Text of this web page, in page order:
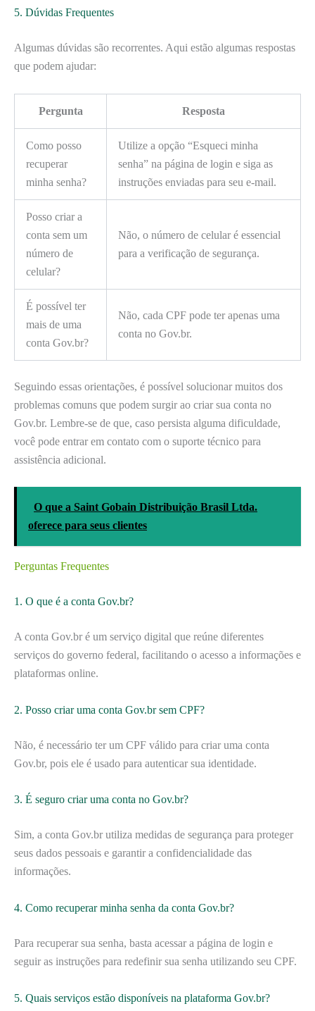
5. Dúvidas Frequentes
Algumas dúvidas são recorrentes. Aqui estão algumas respostas
que podem ajudar:
Pergunta Resposta
Como posso
recuperar
minha senha?
Utilize a opção “Esqueci minha
senha” na página de login e siga as
instruções enviadas para seu e-mail.
Posso criar a
conta sem um
número de
celular?
Não, o número de celular é essencial
para a verificação de segurança.
É possível ter
mais de uma
conta Gov.br?
Não, cada CPF pode ter apenas uma
conta no Gov.br.
Seguindo essas orientações, é possível solucionar muitos dos
problemas comuns que podem surgir ao criar sua conta no
Gov.br. Lembre-se de que, caso persista alguma dificuldade,
você pode entrar em contato com o suporte técnico para
assistência adicional.
O que a Saint Gobain Distribuição Brasil Ltda.
oferece para seus clientes
Perguntas Frequentes
1. O que é a conta Gov.br?
A conta Gov.br é um serviço digital que reúne diferentes
serviços do governo federal, facilitando o acesso a informações e
plataformas online.
2. Posso criar uma conta Gov.br sem CPF?
Não, é necessário ter um CPF válido para criar uma conta
Gov.br, pois ele é usado para autenticar sua identidade.
3. É seguro criar uma conta no Gov.br?
Sim, a conta Gov.br utiliza medidas de segurança para proteger
seus dados pessoais e garantir a confidencialidade das
informações.
4. Como recuperar minha senha da conta Gov.br?
Para recuperar sua senha, basta acessar a página de login e
seguir as instruções para redefinir sua senha utilizando seu CPF.
5. Quais serviços estão disponíveis na plataforma Gov.br?